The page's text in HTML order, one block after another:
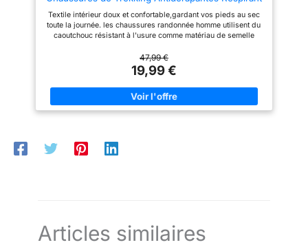
Sneakers,Noir,EU39
Textile intérieur doux et confortable,gardant vos pieds au sec
toute la journée. les chaussures randonnée homme utilisent du
caoutchouc résistant à l'usure comme matériau de semelle
adhérence, Le motif unique sur la semelle a une grande
distance pour éviter les embouteillages. Une semelle
intercalaire MD flexible absorbe les chocs à chaque pas. De
plus, la semelle intérieure flexible offre un soutien et un amorti
pour toutes les aventures en plein air. L'embout de protection
en caoutchouc garantit une protection optimale sur les rochers
premier ordre et un confort maximal sur tous vos chemins.Ils
47,99 €
19,99 €
Articles similaires